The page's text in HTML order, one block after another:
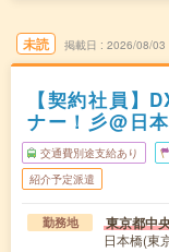
未読 掲載日 2026/08/03
【契約社員】
ナー！彡@日
交通費別途支給あり
紹介予定派遣
勤務地 東京都中
日本橋(東